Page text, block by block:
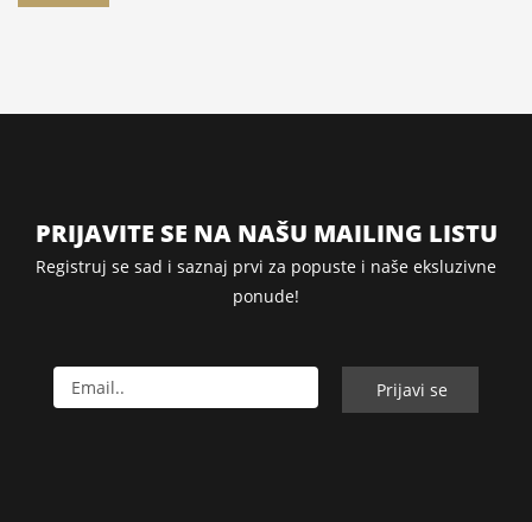
PRIJAVITE SE NA NAŠU MAILING LISTU
Registruj se sad i saznaj prvi za popuste i naše eksluzivne
ponude!